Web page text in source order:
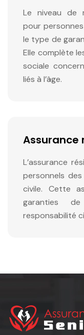
Le niveau de
pour
le type de
Elle complète
sociale
liés à l’âge.
Assurance
L’assurance
personnels
civile. Cette
garanties
responsabilité